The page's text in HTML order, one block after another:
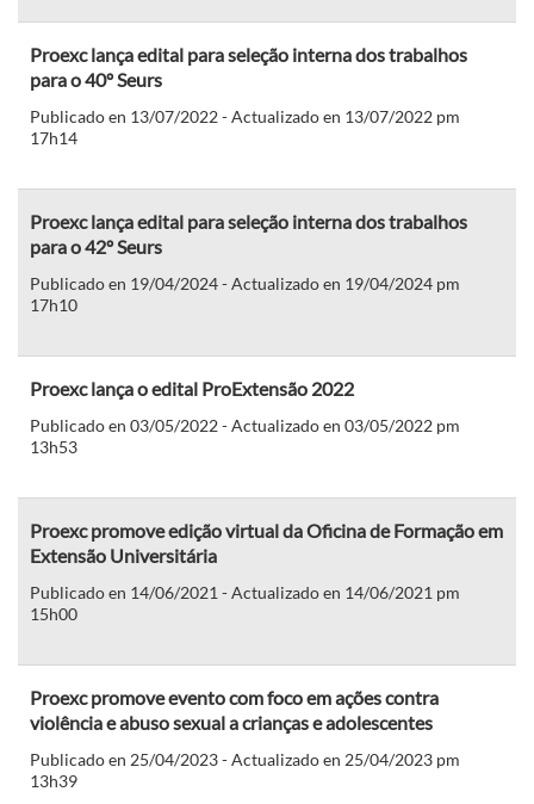
Proexc lança edital para seleção interna dos trabalhos
para o 40º Seurs
Publicado en 13/07/2022 - Actualizado en 13/07/2022 pm
17h14
Proexc lança edital para seleção interna dos trabalhos
para o 42º Seurs
Publicado en 19/04/2024 - Actualizado en 19/04/2024 pm
17h10
Proexc lança o edital ProExtensão 2022
Publicado en 03/05/2022 - Actualizado en 03/05/2022 pm
13h53
Proexc promove edição virtual da Oficina de Formação em
Extensão Universitária
Publicado en 14/06/2021 - Actualizado en 14/06/2021 pm
15h00
Proexc promove evento com foco em ações contra
violência e abuso sexual a crianças e adolescentes
Publicado en 25/04/2023 - Actualizado en 25/04/2023 pm
13h39